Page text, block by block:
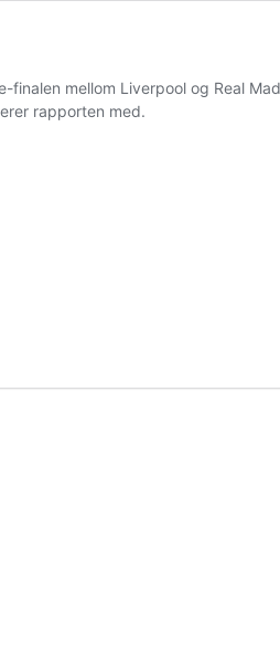
mellom Liverpool og Real
rapporten med.